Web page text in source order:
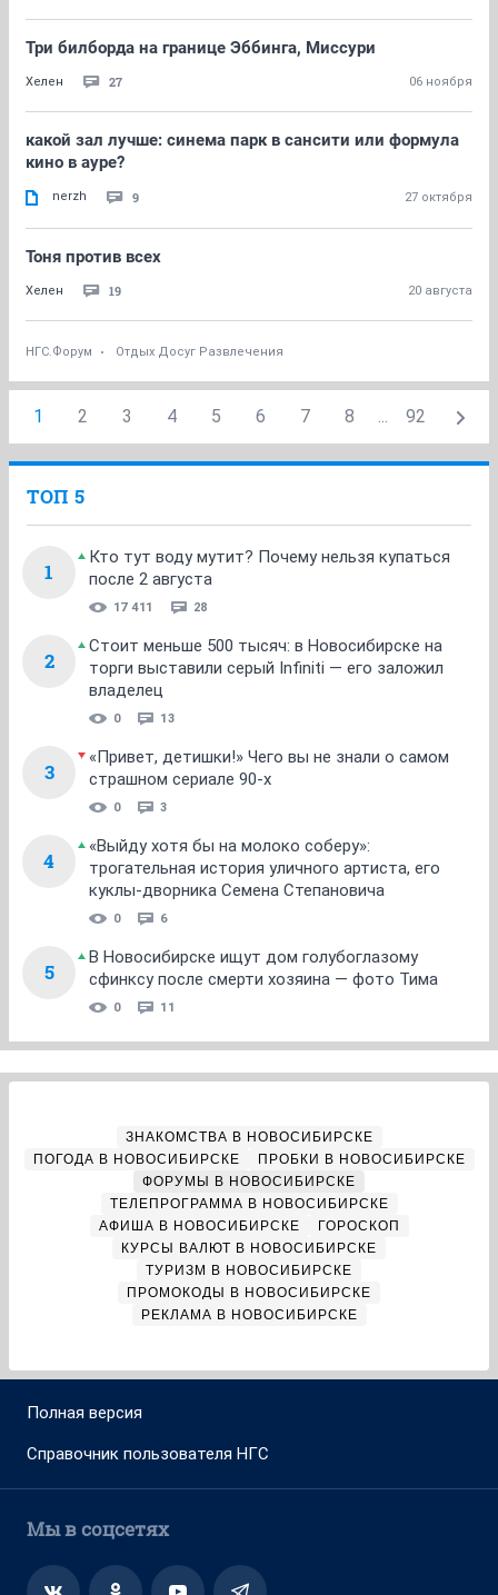
Три билборда на границе Эббинга, Миссури
Хелен 27 06 ноября
какой зал лучше: синема парк в сансити или формула
кино в ауре?
nerzh 9 27 октября
Тоня против всех
Хелен 19 20 августа
НГС.Форум Отдых Досуг Развлечения
1 2 3 4 5 6 7 8 ... 92
ТОП 5
1
Кто тут воду мутит? Почему нельзя купаться
после 2 августа
17 411 28
2
Стоит меньше 500 тысяч: в Новосибирске на
торги выставили серый Infiniti — его заложил
владелец
0 13
3
«Привет, детишки!» Чего вы не знали о самом
страшном сериале 90-х
0 3
4
«Выйду хотя бы на молоко соберу»:
трогательная история уличного артиста, его
куклы-дворника Семена Степановича
0 6
5
В Новосибирске ищут дом голубоглазому
сфинксу после смерти хозяина — фото Тима
0 11
ЗНАКОМСТВА В НОВОСИБИРСКЕ
ПОГОДА В НОВОСИБИРСКЕ
ПРОБКИ В НОВОСИБИРСКЕ
ФОРУМЫ В НОВОСИБИРСКЕ
ТЕЛЕПРОГРАММА В НОВОСИБИРСКЕ
АФИША В НОВОСИБИРСКЕ
ГОРОСКОП
КУРСЫ ВАЛЮТ В НОВОСИБИРСКЕ
ТУРИЗМ В НОВОСИБИРСКЕ
ПРОМОКОДЫ В НОВОСИБИРСКЕ
РЕКЛАМА В НОВОСИБИРСКЕ
Полная версия
Справочник пользователя НГС
Мы в соцсетях